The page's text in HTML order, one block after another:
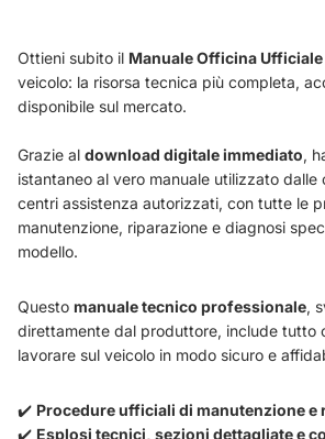
Ottieni subito il Manuale Officina Ufficiale
veicolo: la risorsa tecnica più completa,
disponibile sul mercato.
Grazie al download digitale immediato,
istantaneo al vero manuale utilizzato dalle
centri assistenza autorizzati, con tutte le
manutenzione, riparazione e diagnosi
modello.
Questo manuale tecnico professionale,
direttamente dal produttore, include tutto
lavorare sul veicolo in modo sicuro e
✔️ Procedure ufficiali di manutenzione e
✔️ Esplosi tecnici, sezioni dettagliate e